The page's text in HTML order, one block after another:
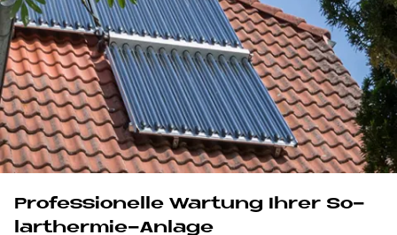
Pro­fes­sio­nel­le War­tung Ih­rer So­
lar­ther­mie-An­la­ge